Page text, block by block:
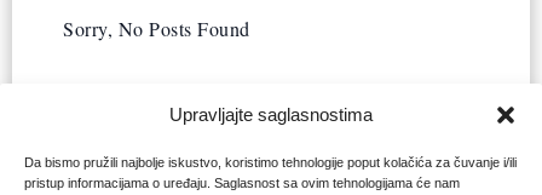
Upravljajte saglasnostima
Da bismo pružili najbolje iskustvo, koristimo tehnologije poput kolačića za čuvanje i/ili
pristup informacijama o uređaju. Saglasnost sa ovim tehnologijama će nam
Sorry, No Posts Found